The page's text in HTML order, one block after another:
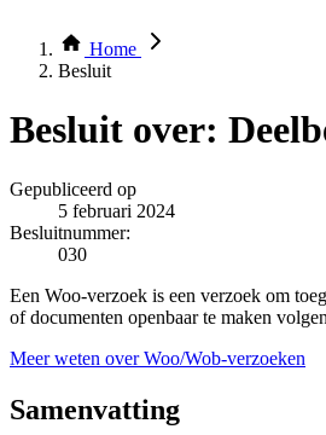
Thema COVID-19
Bekijk per bestuursorgaan
Home
Besluit
Besluit over:
Gepubliceerd op
5 februari 2024
Besluitnummer:
030
Een Woo-verzoek is een verzoek om
of documenten openbaar te maken
Meer weten over Woo/Wob-verzoeken
Samenvatting